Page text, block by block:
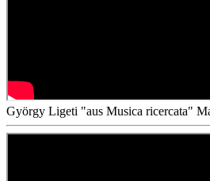
György Ligeti "aus Musica ricercata"